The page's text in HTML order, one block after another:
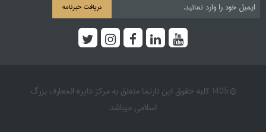
دریافت خبرنامه
© 1405 کلیه حقوق این تارنما متعلق به مرکز دایره المعارف بزرگ
اسلامی میباشد